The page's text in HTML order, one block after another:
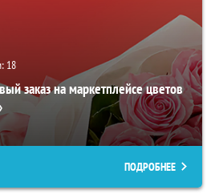
18
заказ на маркетплейсе цветов
ПОДРОБНЕЕ